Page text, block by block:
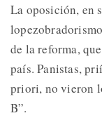
La oposición, en
de la reforma,
país. Panistas,
priori, no vieron
B”.